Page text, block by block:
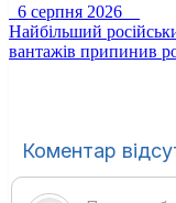
6 серпня 2026
Найбільший
вантажів припинив